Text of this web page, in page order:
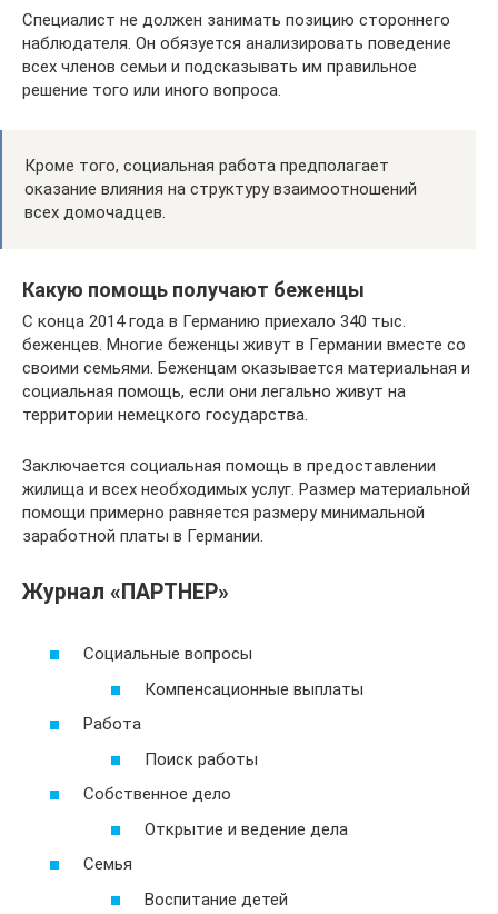
Специалист не должен занимать позицию стороннего
наблюдателя. Он обязуется анализировать поведение
всех членов семьи и подсказывать им правильное
решение того или иного вопроса.
Кроме того, социальная работа предполагает
оказание влияния на структуру взаимоотношений
всех домочадцев.
Какую помощь получают беженцы
С конца 2014 года в Германию приехало 340 тыс.
беженцев. Многие беженцы живут в Германии вместе со
своими семьями. Беженцам оказывается материальная и
социальная помощь, если они легально живут на
территории немецкого государства.
Заключается социальная помощь в предоставлении
жилища и всех необходимых услуг. Размер материальной
помощи примерно равняется размеру минимальной
заработной платы в Германии.
Журнал «ПАРТНЕР»
Социальные вопросы
Компенсационные выплаты
Работа
Поиск работы
Собственное дело
Открытие и ведение дела
Семья
Воспитание детей